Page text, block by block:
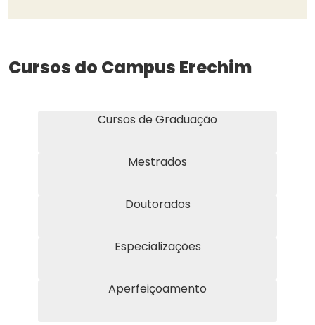
Cursos do Campus Erechim
Cursos de Graduação
Mestrados
Doutorados
Especializações
Aperfeiçoamento